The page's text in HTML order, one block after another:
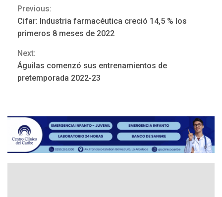
Continue
Reading
Previous:
Cifar: Industria farmacéutica creció 14,5 % los
primeros 8 meses de 2022
Next:
Águilas comenzó sus entrenamientos de
pretemporada 2022-23
3
REGIONALES ÚLTIMA HORA
Mariño fortalece capacidad
adquiridas en un año de
gestión
4
«Juan Bautista Arismendi» a
la altura de Macho Muerto
ÚLTIMA HORA